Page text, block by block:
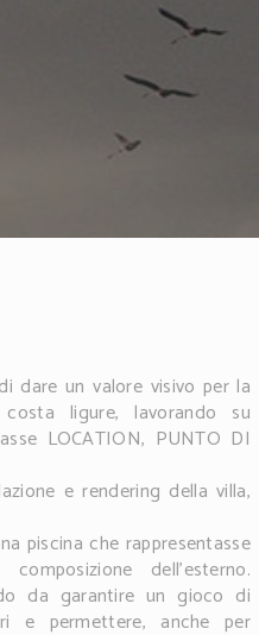
dare un valore visivo per la
ligure, lavorando su
LOCATION, PUNTO DI
e rendering della villa,
piscina che rappresentasse
dell'esterno.
da garantire un gioco di
permettere, anche per